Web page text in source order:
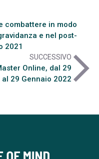
combattere in modo
e nel post-
2021
SUCCESSIVO
Online, dal 29
29 Gennaio 2022arrow_forward_ios